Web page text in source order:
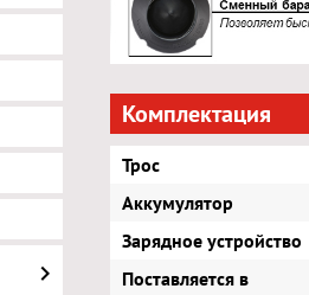
Комплектация
Трос
Аккумулятор
Зарядное устройство
Поставляется в